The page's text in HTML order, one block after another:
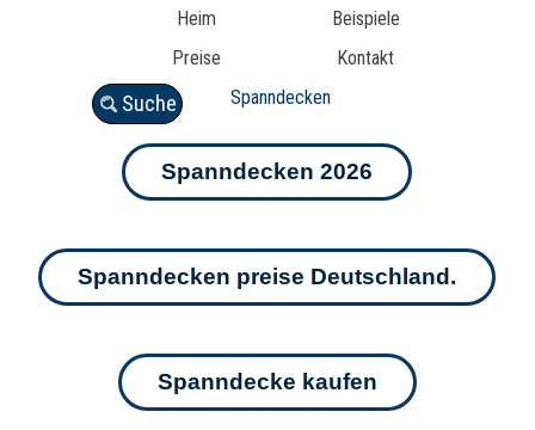
Heim
Beispiele
Preise
Kontakt
Spanndecken
Suche
Spanndecken 2026
Spanndecken preise Deutschland.
Spanndecke kaufen